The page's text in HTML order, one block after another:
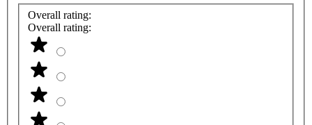
Overall rating:
Overall rating: